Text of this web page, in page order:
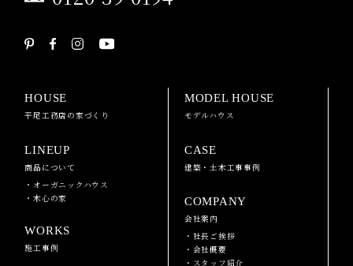
HOUSE
平尾工務店の家づくり
LINEUP
商品について
・オーガニックハウス
・木心の家
WORKS
施工事例
MODEL HOUSE
モデルハウス
CASE
建築・土木工事事例
COMPANY
会社案内
・社長ご挨拶
・会社概要
・スタッフ紹介